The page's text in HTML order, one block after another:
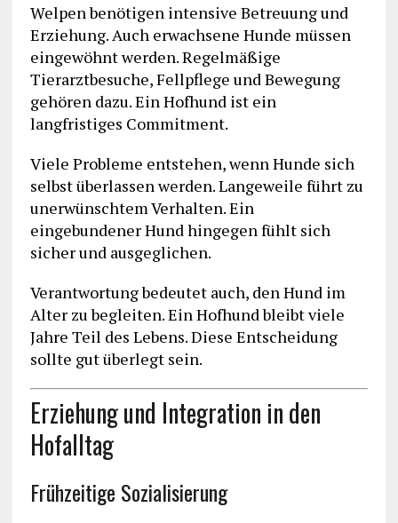
Welpen benötigen intensive Betreuung und
Erziehung. Auch erwachsene Hunde müssen
eingewöhnt werden. Regelmäßige
Tierarztbesuche, Fellpflege und Bewegung
gehören dazu. Ein Hofhund ist ein
langfristiges Commitment.
Viele Probleme entstehen, wenn Hunde sich
selbst überlassen werden. Langeweile führt zu
unerwünschtem Verhalten. Ein
eingebundener Hund hingegen fühlt sich
sicher und ausgeglichen.
Verantwortung bedeutet auch, den Hund im
Alter zu begleiten. Ein Hofhund bleibt viele
Jahre Teil des Lebens. Diese Entscheidung
sollte gut überlegt sein.
Erziehung und Integration in den
Hofalltag
Frühzeitige Sozialisierung